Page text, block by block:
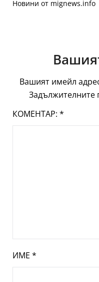
Новини от mignews.info
Вашият имейл
Задължителните
КОМЕНТАР: *
ИМЕ *